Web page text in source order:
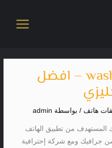
تطبيق هاتف washare – افضل
هاتف / بواسطة admin
المستهدف من تطبيق الهاتف
جرافيك ومع شركة إحترافية